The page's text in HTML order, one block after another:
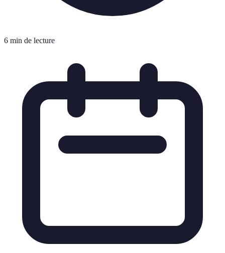
6 min de lecture